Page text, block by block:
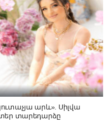
արև». Սիլվա
տարեդարձը